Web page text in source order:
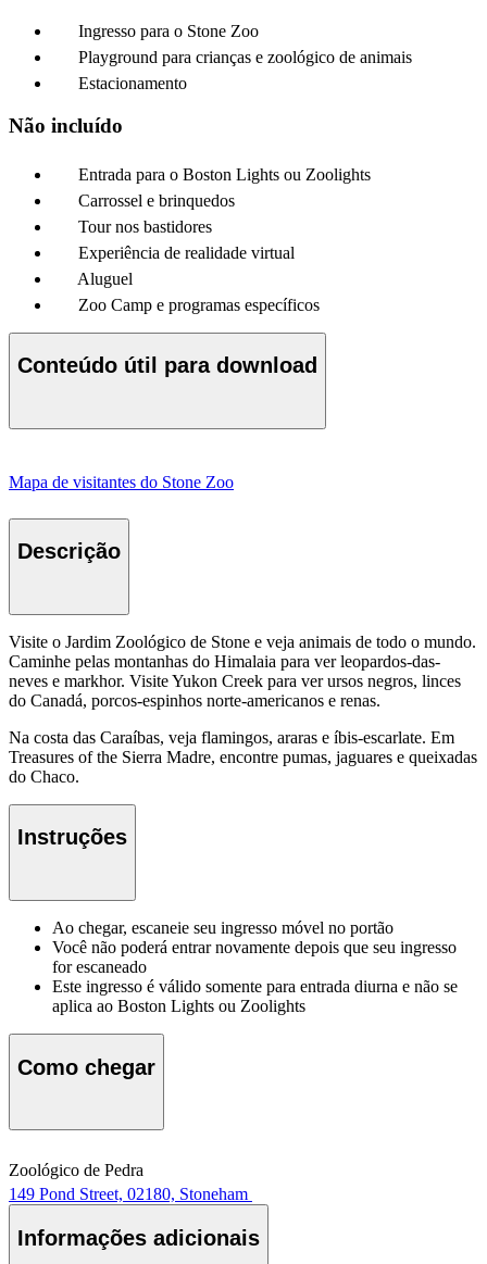
Ingresso para o Stone Zoo
Playground para crianças e zoológico de animais
Estacionamento
Não incluído
Entrada para o Boston Lights ou Zoolights
Carrossel e brinquedos
Tour nos bastidores
Experiência de realidade virtual
Aluguel
Zoo Camp e programas específicos
Conteúdo útil para download
Mapa de visitantes do Stone Zoo
Descrição
Visite o Jardim Zoológico de Stone e veja animais de todo o mundo.
Caminhe pelas montanhas do Himalaia para ver leopardos-das-
neves e markhor. Visite Yukon Creek para ver ursos negros, linces
do Canadá, porcos-espinhos norte-americanos e renas.
Na costa das Caraíbas, veja flamingos, araras e íbis-escarlate. Em
Treasures of the Sierra Madre, encontre pumas, jaguares e queixadas
do Chaco.
Instruções
Ao chegar, escaneie seu ingresso móvel no portão
Você não poderá entrar novamente depois que seu ingresso
for escaneado
Este ingresso é válido somente para entrada diurna e não se
aplica ao Boston Lights ou Zoolights
Como chegar
Zoológico de Pedra
149 Pond Street, 02180, Stoneham
Informações adicionais